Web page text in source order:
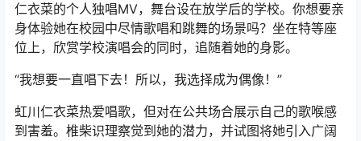
仁衣菜的个人独唱MV，舞台设在放学后的学校。你想要亲
身体验她在校园中尽情歌唱和跳舞的场景吗？坐在特等座
位上，欣赏学校演唱会的同时，追随着她的身影。
“我想要一直唱下去！所以，我选择成为偶像！”
虹川仁衣菜热爱唱歌，但对在公共场合展示自己的歌喉感
到害羞。椎柴识理察觉到她的潜力，并试图将她引入广阔